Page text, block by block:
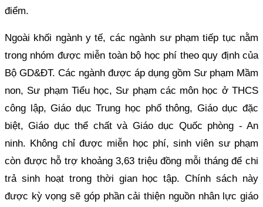
điểm.
Ngoài khối ngành y tế, các ngành sư phạm tiếp tục nằm
trong nhóm được miễn toàn bộ học phí theo quy định của
Bộ GD&ĐT. Các ngành được áp dụng gồm Sư phạm Mầm
non, Sư phạm Tiểu học, Sư phạm các môn học ở THCS
công lập, Giáo dục Trung học phổ thông, Giáo dục đặc
biệt, Giáo dục thể chất và Giáo dục Quốc phòng - An
ninh. Không chỉ được miễn học phí, sinh viên sư phạm
còn được hỗ trợ khoảng 3,63 triệu đồng mỗi tháng để chi
trả sinh hoạt trong thời gian học tập. Chính sách này
được kỳ vọng sẽ góp phần cải thiện nguồn nhân lực giáo